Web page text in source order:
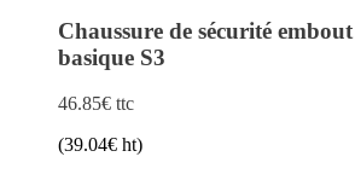
Chaussure de sécurité
basique S3
46.85€ ttc
(39.04€ ht)